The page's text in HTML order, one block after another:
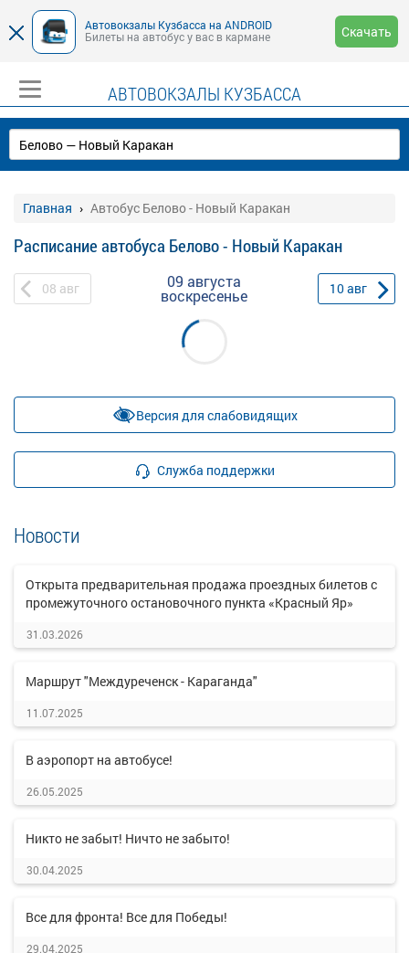
Автовокзалы Кузбасса на ANDROID
Билеты на автобус у вас в кармане
Скачать
АВТОВОКЗАЛЫ КУЗБАССА
Главная Автобус Белово - Новый Каракан
Расписание автобуса Белово - Новый Каракан
08 авг 09 августа
воскресенье 10авг
Версия для слабовидящих
Служба поддержки
Новости
Открыта предварительная продажа проездных билетов с
промежуточного остановочного пункта «Красный Яр»
31.03.2026
Маршрут "Междуреченск - Караганда"
11.07.2025
В аэропорт на автобусе!
26.05.2025
Никто не забыт! Ничто не забыто!
30.04.2025
Все для фронта! Все для Победы!
29.04.2025